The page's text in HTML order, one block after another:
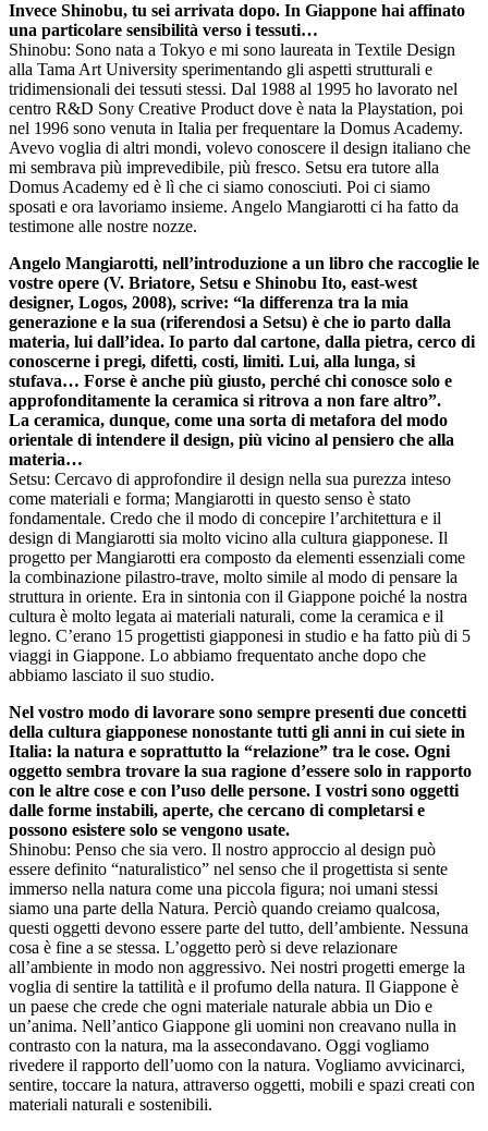
Invece Shinobu, tu sei arrivata dopo. In Giappone hai affinato
una particolare sensibilità verso i tessuti…
Shinobu: Sono nata a Tokyo e mi sono laureata in Textile Design
alla Tama Art University sperimentando gli aspetti strutturali e
tridimensionali dei tessuti stessi. Dal 1988 al 1995 ho lavorato nel
centro R&D Sony Creative Product dove è nata la Playstation, poi
nel 1996 sono venuta in Italia per frequentare la Domus Academy.
Avevo voglia di altri mondi, volevo conoscere il design italiano che
mi sembrava più imprevedibile, più fresco. Setsu era tutore alla
Domus Academy ed è lì che ci siamo conosciuti. Poi ci siamo
sposati e ora lavoriamo insieme. Angelo Mangiarotti ci ha fatto da
testimone alle nostre nozze.
Angelo Mangiarotti, nell’introduzione a un libro che raccoglie le
vostre opere (V. Briatore, Setsu e Shinobu Ito, east-west
designer, Logos, 2008), scrive: “la differenza tra la mia
generazione e la sua (riferendosi a Setsu) è che io parto dalla
materia, lui dall’idea. Io parto dal cartone, dalla pietra, cerco di
conoscerne i pregi, difetti, costi, limiti. Lui, alla lunga, si
stufava… Forse è anche più giusto, perché chi conosce solo e
approfonditamente la ceramica si ritrova a non fare altro”.
La ceramica, dunque, come una sorta di metafora del modo
orientale di intendere il design, più vicino al pensiero che alla
materia…
Setsu: Cercavo di approfondire il design nella sua purezza inteso
come materiali e forma; Mangiarotti in questo senso è stato
fondamentale. Credo che il modo di concepire l’architettura e il
design di Mangiarotti sia molto vicino alla cultura giapponese. Il
progetto per Mangiarotti era composto da elementi essenziali come
la combinazione pilastro-trave, molto simile al modo di pensare la
struttura in oriente. Era in sintonia con il Giappone poiché la nostra
cultura è molto legata ai materiali naturali, come la ceramica e il
legno. C’erano 15 progettisti giapponesi in studio e ha fatto più di 5
viaggi in Giappone. Lo abbiamo frequentato anche dopo che
abbiamo lasciato il suo studio.
Nel vostro modo di lavorare sono sempre presenti due concetti
della cultura giapponese nonostante tutti gli anni in cui siete in
Italia: la natura e soprattutto la “relazione” tra le cose. Ogni
oggetto sembra trovare la sua ragione d’essere solo in rapporto
con le altre cose e con l’uso delle persone. I vostri sono oggetti
dalle forme instabili, aperte, che cercano di completarsi e
possono esistere solo se vengono usate.
Shinobu: Penso che sia vero. Il nostro approccio al design può
essere definito “naturalistico” nel senso che il progettista si sente
immerso nella natura come una piccola figura; noi umani stessi
siamo una parte della Natura. Perciò quando creiamo qualcosa,
questi oggetti devono essere parte del tutto, dell’ambiente. Nessuna
cosa è fine a se stessa. L’oggetto però si deve relazionare
all’ambiente in modo non aggressivo. Nei nostri progetti emerge la
voglia di sentire la tattilità e il profumo della natura. Il Giappone è
un paese che crede che ogni materiale naturale abbia un Dio e
un’anima. Nell’antico Giappone gli uomini non creavano nulla in
contrasto con la natura, ma la assecondavano. Oggi vogliamo
rivedere il rapporto dell’uomo con la natura. Vogliamo avvicinarci,
sentire, toccare la natura, attraverso oggetti, mobili e spazi creati con
materiali naturali e sostenibili.